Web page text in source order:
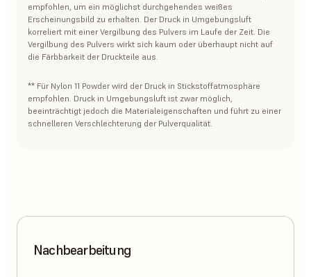
empfohlen, um ein möglichst durchgehendes weißes
Erscheinungsbild zu erhalten. Der Druck in Umgebungsluft
korreliert mit einer Vergilbung des Pulvers im Laufe der Zeit. Die
Vergilbung des Pulvers wirkt sich kaum oder überhaupt nicht auf
die Färbbarkeit der Druckteile aus.
** Für Nylon 11 Powder wird der Druck in Stickstoffatmosphäre
empfohlen. Druck in Umgebungsluft ist zwar möglich,
beeinträchtigt jedoch die Materialeigenschaften und führt zu einer
schnelleren Verschlechterung der Pulverqualität.
Nachbearbeitung